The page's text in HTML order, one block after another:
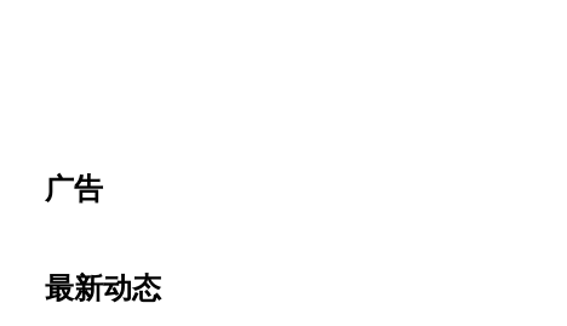
广告
最新动态